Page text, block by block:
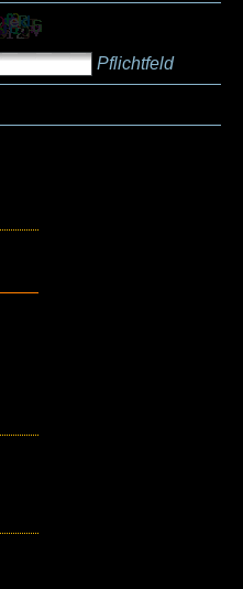
Pflichtfeld